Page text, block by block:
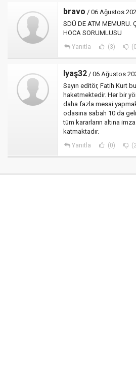
bravo / 06 Ağustos
SDÜ DE ATM MEMURU.
HOCA SORUMLUSU
Yanıtla (3)
Iyaş32 / 06 Ağustos
Sayın editör, Fatih Kurt
haketmektedir. Her bir
daha fazla mesai
odasına sabah 10 da
tüm kararların altına
katmaktadır.
Yanıtla (0)